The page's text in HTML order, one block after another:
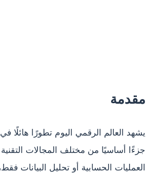
مقدمة
يشهد العالم الرقمي اليوم تطورًا هائلًا
جزءًا أساسيًا من مختلف المجالات
العمليات الحسابية أو تحليل البيانات